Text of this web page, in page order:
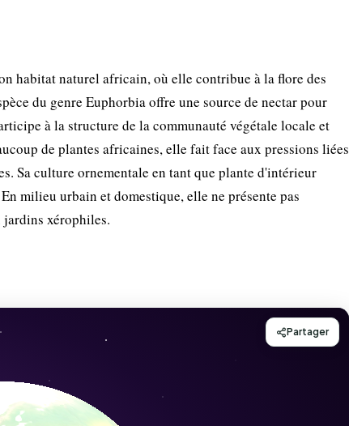
habitat naturel africain, où elle contribue à la flore des
du genre Euphorbia offre une source de nectar pour
à la structure de la communauté végétale locale et
de plantes africaines, elle fait face aux pressions liées
Sa culture ornementale en tant que plante d'intérieur
milieu urbain et domestique, elle ne présente pas
xérophiles.